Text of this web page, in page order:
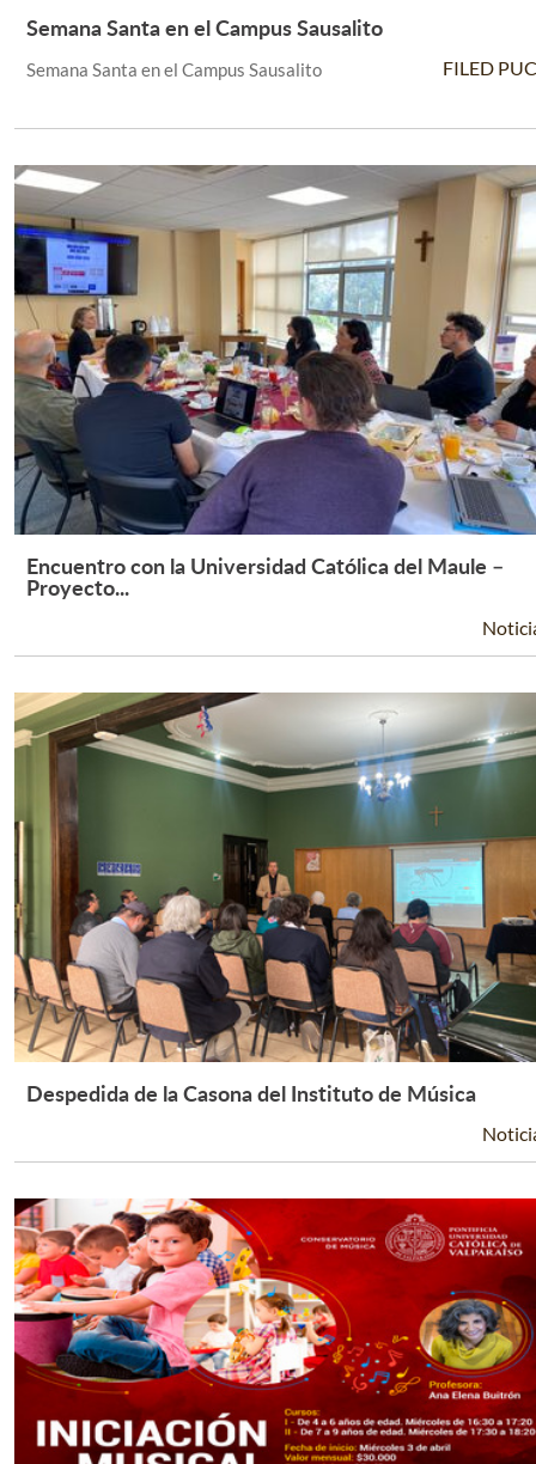
Semana Santa en el Campus Sausalito
Semana Santa en el Campus Sausalito FILED
Leer Más +
Encuentro con la Universidad Católica del Maule –
Proyecto...
Leer Más +
Despedida de la Casona del Instituto de Música